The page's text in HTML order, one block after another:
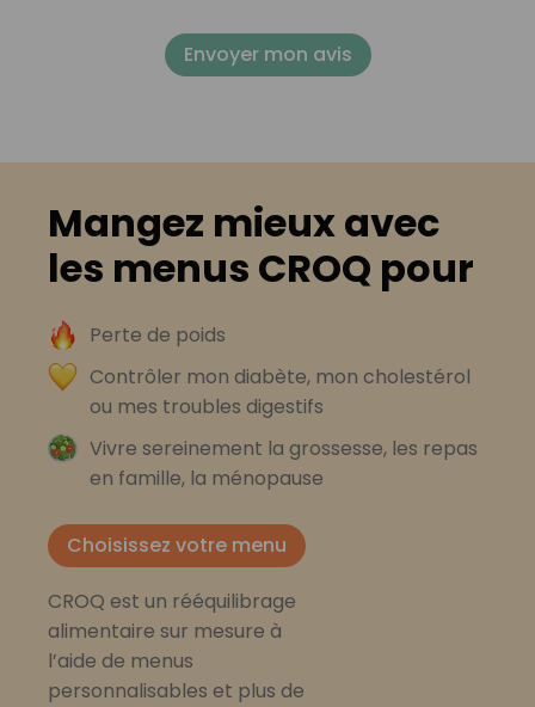
Envoyer mon avis
Mangez mieux avec
les menus CROQ pour
Perte de poids
Contrôler mon diabète, mon cholestérol
ou mes troubles digestifs
Vivre sereinement la grossesse, les repas
en famille, la ménopause
Choisissez votre menu
CROQ est un rééquilibrage
alimentaire sur mesure à
l’aide de menus
personnalisables et plus de